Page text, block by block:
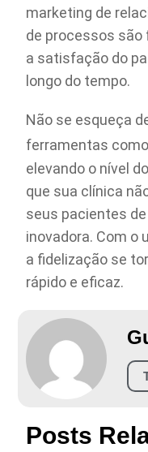
marketing de
de processos
a satisfação do
longo do tempo.
Não se esqueça
ferramentas
elevando o nível
que sua clínica
seus pacientes
inovadora. Com o
a fidelização se
rápido e eficaz.
Posts